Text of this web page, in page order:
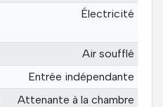
Électricité
Air soufflé
Entrée indépendante
Attenante à la chambre